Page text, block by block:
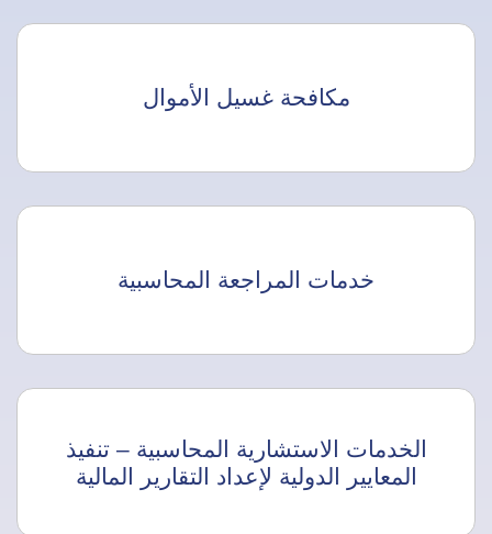
مكافحة غسيل الأموال
خدمات المراجعة المحاسبية
الخدمات الاستشارية المحاسبية – تنفيذ
المعايير الدولية لإعداد التقارير المالية